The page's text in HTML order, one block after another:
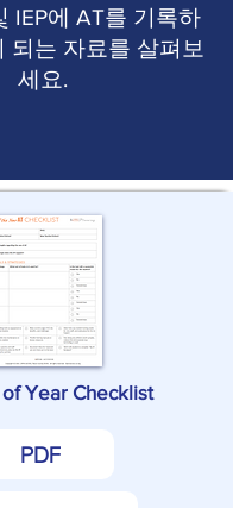
IEP에 AT를 기록하
되는 자료를 살펴보
세요.
Year Checklist
PDF